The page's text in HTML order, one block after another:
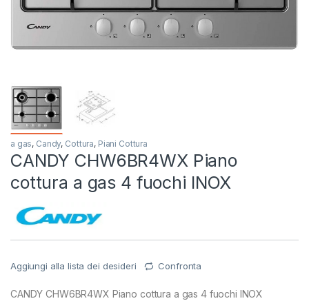
a gas, Candy, Cottura, Piani Cottura
CANDY CHW6BR4WX Piano
cottura a gas 4 fuochi INOX
Aggiungi alla lista dei desideri Confronta
CANDY CHW6BR4WX Piano cottura a gas 4 fuochi INOX